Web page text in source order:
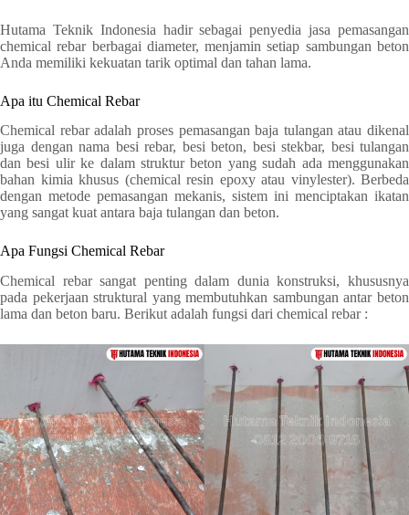
Hutama Teknik Indonesia hadir sebagai penyedia jasa pemasangan
chemical rebar berbagai diameter, menjamin setiap sambungan beton
Anda memiliki kekuatan tarik optimal dan tahan lama.
Apa itu Chemical Rebar
Chemical rebar adalah proses pemasangan baja tulangan atau dikenal
juga dengan nama besi rebar, besi beton, besi stekbar, besi tulangan
dan besi ulir ke dalam struktur beton yang sudah ada menggunakan
bahan kimia khusus (chemical resin epoxy atau vinylester). Berbeda
dengan metode pemasangan mekanis, sistem ini menciptakan ikatan
yang sangat kuat antara baja tulangan dan beton.
Apa Fungsi Chemical Rebar
Chemical rebar sangat penting dalam dunia konstruksi, khususnya
pada pekerjaan struktural yang membutuhkan sambungan antar beton
lama dan beton baru. Berikut adalah fungsi dari chemical rebar :